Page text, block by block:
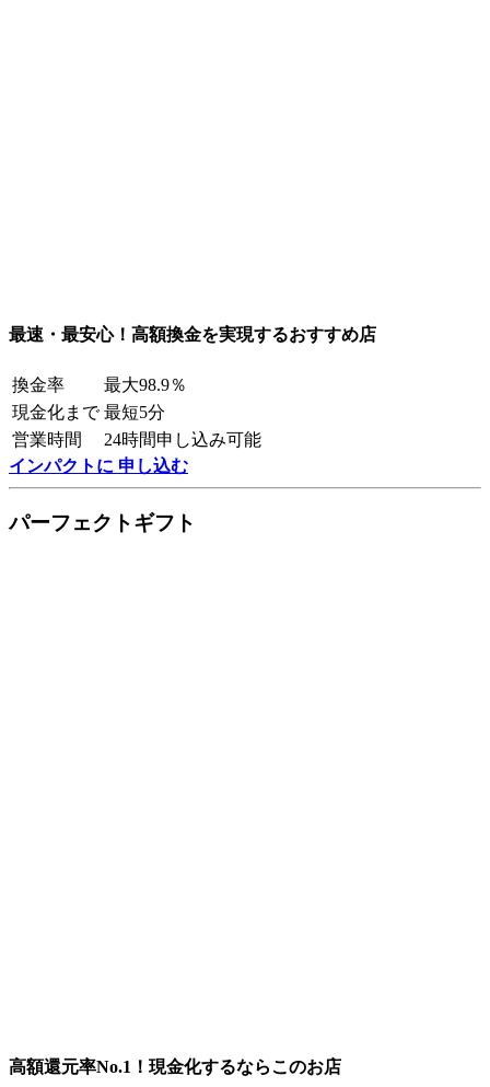
最速・最安心！高額換金を実現するおすすめ店
換金率
最大98.9％
現金化まで 最短5分
営業時間
24時間申し込み可能
インパクトに 申し込む
パーフェクトギフト
高額還元率No.1！現金化するならこのお店